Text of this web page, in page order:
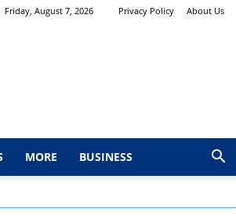
Friday, August 7, 2026 Privacy Policy About Us
MORE BUSINESS